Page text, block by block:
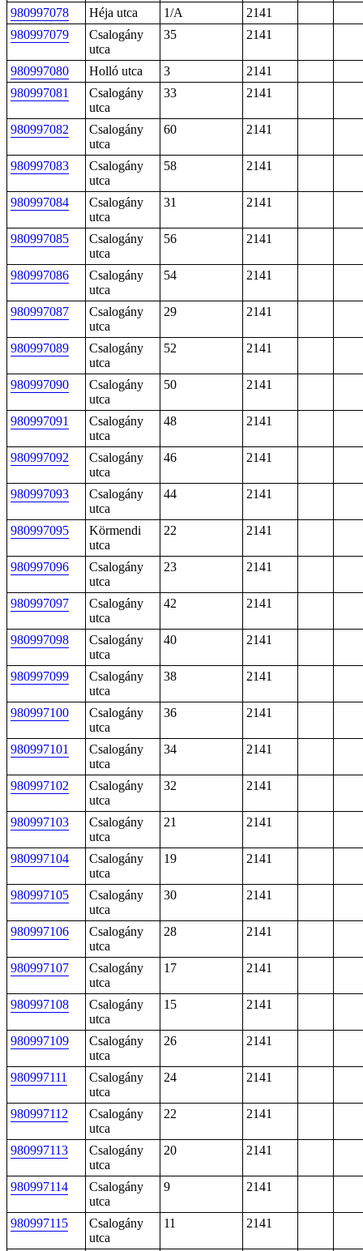
980997078 Héja utca 1/A
2141
980997079
Csalogány
utca
35 2141
980997080 Holló utca 3
2141
980997081
Csalogány
utca
33 2141
980997082
Csalogány
utca
60 2141
980997083
Csalogány
utca
58 2141
980997084
Csalogány
utca
31 2141
980997085
Csalogány
utca
56 2141
980997086
Csalogány
utca
54 2141
980997087
Csalogány
utca
29 2141
980997089
Csalogány
utca
52 2141
980997090
Csalogány
utca
50 2141
980997091
Csalogány
utca
48 2141
980997092
Csalogány
utca
46 2141
980997093
Csalogány
utca
44 2141
980997095
Körmendi
utca
22 2141
980997096
Csalogány
utca
23 2141
980997097
Csalogány
utca
42 2141
980997098
Csalogány
utca
40 2141
980997099
Csalogány
utca
38 2141
980997100
Csalogány
utca
36 2141
980997101
Csalogány
utca
34 2141
980997102
Csalogány
utca
32 2141
980997103
Csalogány
utca
21 2141
980997104
Csalogány
utca
19 2141
980997105
Csalogány
utca
30 2141
980997106
Csalogány
utca
28 2141
980997107
Csalogány
utca
17 2141
980997108
Csalogány
utca
15 2141
980997109
Csalogány
utca
26 2141
980997111
Csalogány
utca
24 2141
980997112
Csalogány
utca
22 2141
980997113
Csalogány
utca
20 2141
980997114
Csalogány
utca
9 2141
980997115
Csalogány
utca
11 2141